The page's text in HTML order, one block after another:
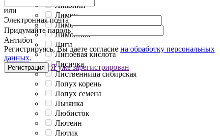
Ликопин
Лимон
Лимонная кислота
Лимонник
Липа
Липоевая кислота
Лисичка
Лиственница сибирская
Лопух корень
Лопух семена
Льнянка
Любисток
Лютеин
Лютик
или
Электронная почта
Придумайте пароль
Антибот
Регистрируясь, Вы даете согласие на обработку персональных
данных.
Регистрация Я уже зарегистрирован